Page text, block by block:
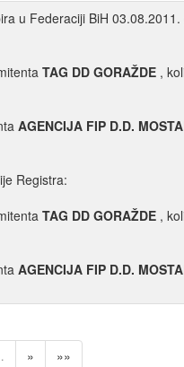
u Federaciji BiH
TAG DD GORAŽDE ,
AGENCIJA FIP D.D.
Registra:
TAG DD GORAŽDE ,
AGENCIJA FIP D.D.
» »»